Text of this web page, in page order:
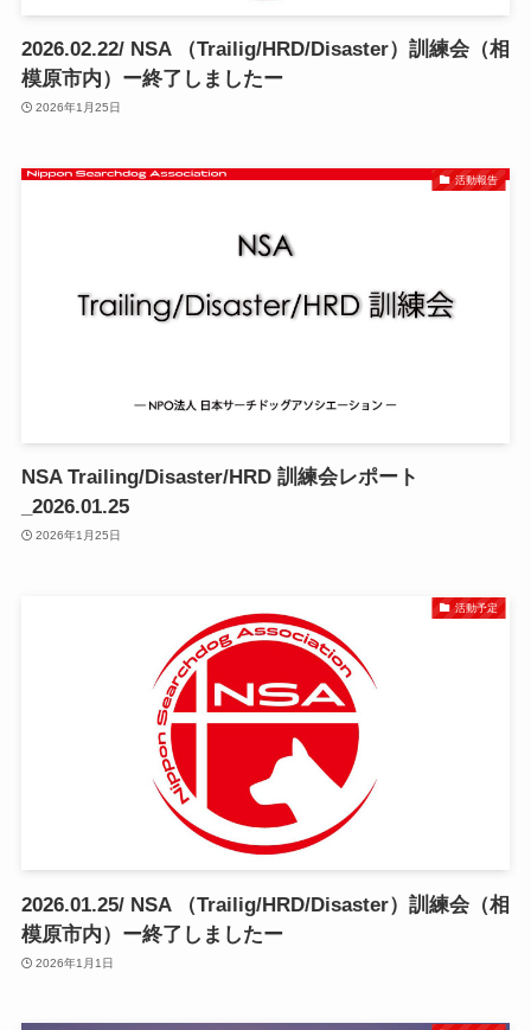
2026.02.22/ NSA （Trailig/HRD/Disaster）訓練会（相
模原市内）ー終了しましたー
2026年1月25日
活動報告
NSA Trailing/Disaster/HRD 訓練会レポート
_2026.01.25
2026年1月25日
活動予定
2026.01.25/ NSA （Trailig/HRD/Disaster）訓練会（相
模原市内）ー終了しましたー
2026年1月1日